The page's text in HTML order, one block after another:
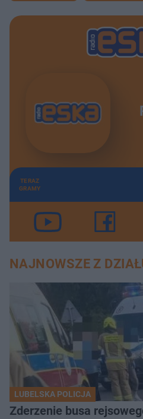
TERAZ
GRAMY
NAJNOWSZE Z
LUBELSKA POLICJA
Zderzenie busa